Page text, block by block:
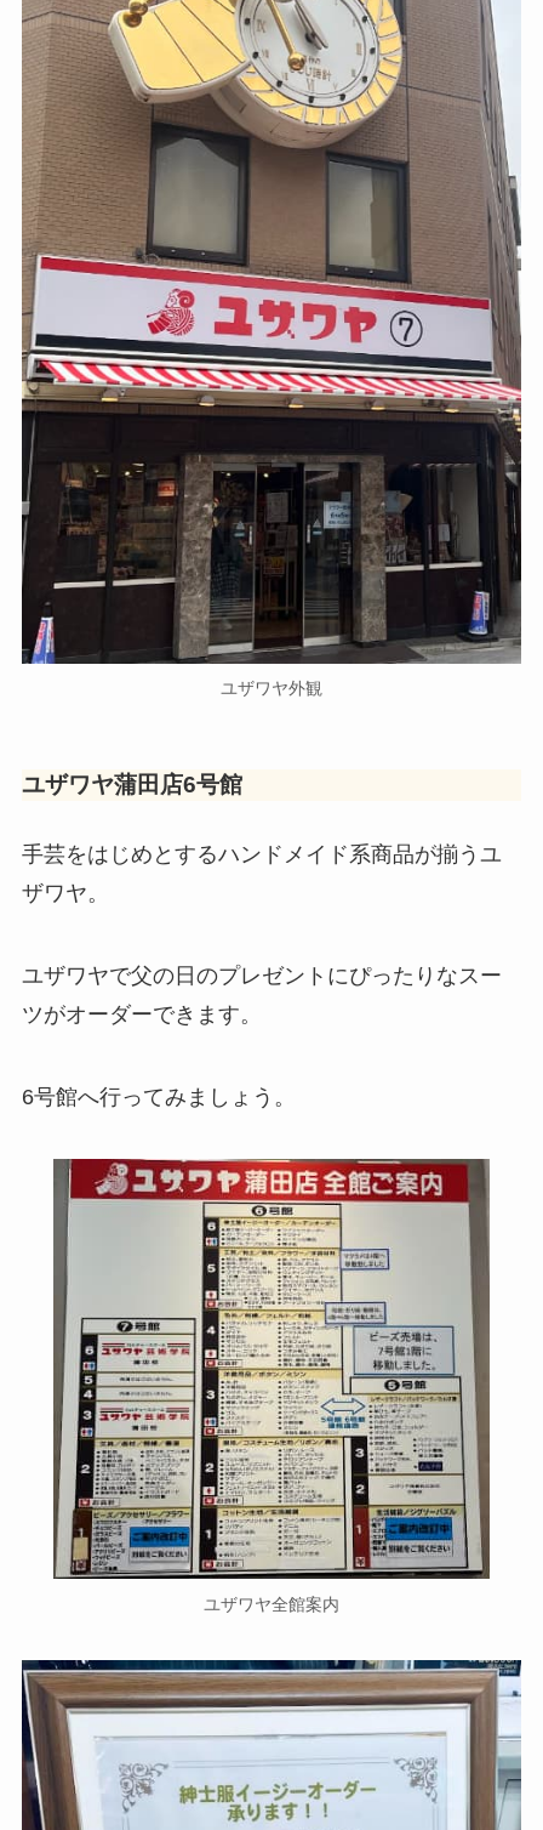
ユザワヤ外観
ユザワヤ蒲田店6号館
手芸をはじめとするハンドメイド系商品が揃うユ
ザワヤ。
ユザワヤで父の日のプレゼントにぴったりなスー
ツがオーダーできます。
6号館へ行ってみましょう。
ユザワヤ全館案内